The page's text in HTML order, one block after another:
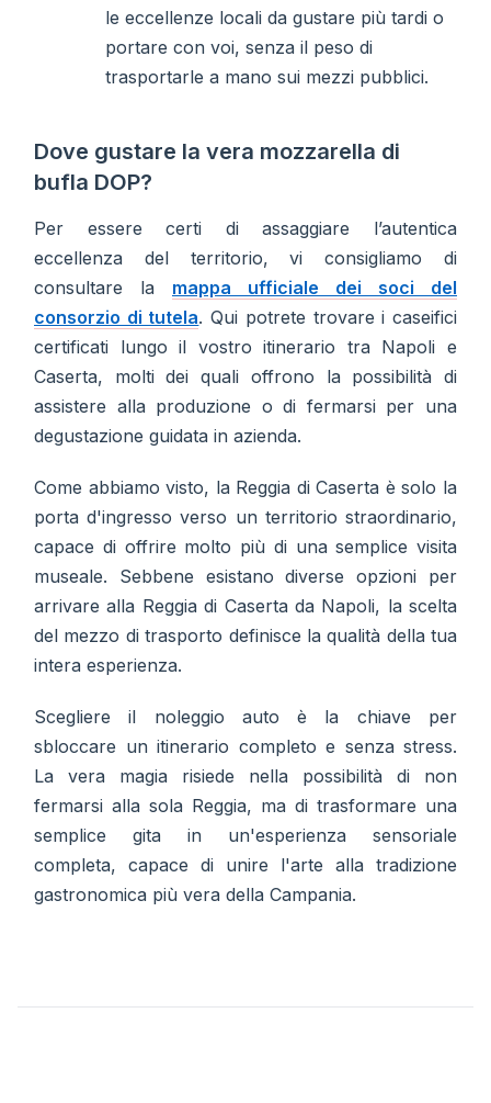
le eccellenze locali da gustare più tardi o
portare con voi, senza il peso di
trasportarle a mano sui mezzi pubblici.
Dove gustare la vera mozzarella di
bufla DOP?
Per essere certi di assaggiare l’autentica
eccellenza del territorio, vi consigliamo di
consultare la mappa ufficiale dei soci del
consorzio di tutela. Qui potrete trovare i caseifici
certificati lungo il vostro itinerario tra Napoli e
Caserta, molti dei quali offrono la possibilità di
assistere alla produzione o di fermarsi per una
degustazione guidata in azienda.
Come abbiamo visto, la Reggia di Caserta è solo la
porta d'ingresso verso un territorio straordinario,
capace di offrire molto più di una semplice visita
museale. Sebbene esistano diverse opzioni per
arrivare alla Reggia di Caserta da Napoli, la scelta
del mezzo di trasporto definisce la qualità della tua
intera esperienza.
Scegliere il noleggio auto è la chiave per
sbloccare un itinerario completo e senza stress.
La vera magia risiede nella possibilità di non
fermarsi alla sola Reggia, ma di trasformare una
semplice gita in un'esperienza sensoriale
completa, capace di unire l'arte alla tradizione
gastronomica più vera della Campania.